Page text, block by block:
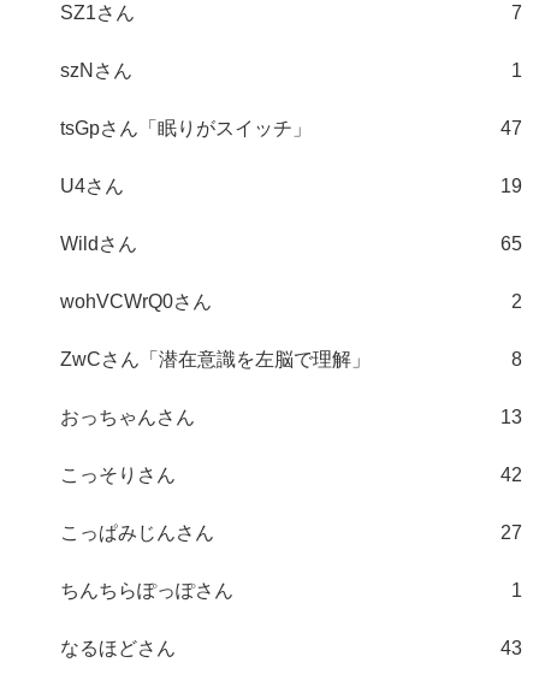
SZ1さん 7
szNさん 1
tsGpさん「眠りがスイッチ」 47
U4さん 19
Wildさん 65
wohVCWrQ0さん 2
ZwCさん「潜在意識を左脳で理解」 8
おっちゃんさん 13
こっそりさん 42
こっぱみじんさん 27
ちんちらぽっぽさん 1
なるほどさん 43